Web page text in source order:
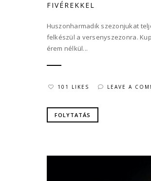
FIVÉREKKEL
Huszonharmadik szezonjukat
felkészül a versenyszezonra.
érem nélkül...
101 LIKES LEAVE A
FOLYTATÁS